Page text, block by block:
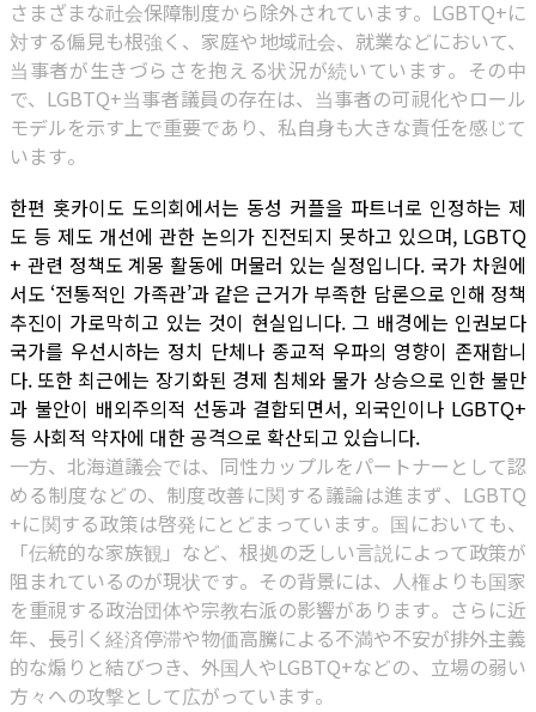
さまざまな社会保障制度から除外されています。LGBTQ+に
対する偏見も根強く、家庭や地域社会、就業などにおいて、
当事者が生きづらさを抱える状況が続いています。その中
で、LGBTQ+当事者議員の存在は、当事者の可視化やロール
モデルを示す上で重要であり、私自身も大きな責任を感じて
います。
한편 홋카이도 도의회에서는 동성 커플을 파트너로 인정하는 제
도 등 제도 개선에 관한 논의가 진전되지 못하고 있으며, LGBTQ
+ 관련 정책도 계몽 활동에 머물러 있는 실정입니다. 국가 차원에
서도 ‘전통적인 가족관’과 같은 근거가 부족한 담론으로 인해 정책
추진이 가로막히고 있는 것이 현실입니다. 그 배경에는 인권보다
국가를 우선시하는 정치 단체나 종교적 우파의 영향이 존재합니
다. 또한 최근에는 장기화된 경제 침체와 물가 상승으로 인한 불만
과 불안이 배외주의적 선동과 결합되면서, 외국인이나 LGBTQ+
등 사회적 약자에 대한 공격으로 확산되고 있습니다.
一方、北海道議会では、同性カップルをパートナーとして認
める制度などの、制度改善に関する議論は進まず、LGBTQ
+に関する政策は啓発にとどまっています。国においても、
「伝統的な家族観」など、根拠の乏しい言説によって政策が
阻まれているのが現状です。その背景には、人権よりも国家
を重視する政治団体や宗教右派の影響があります。さらに近
年、長引く経済停滞や物価高騰による不満や不安が排外主義
的な煽りと結びつき、外国人やLGBTQ+などの、立場の弱い
方々への攻撃として広がっています。